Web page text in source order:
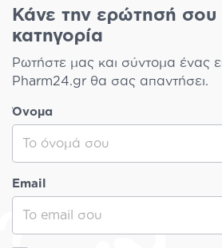
Κάνε την ερώτησή σου
κατηγορία
Ρωτήστε μας και σύντομα ένας
Pharm24.gr θα σας απαντήσει.
Όνομα
Email